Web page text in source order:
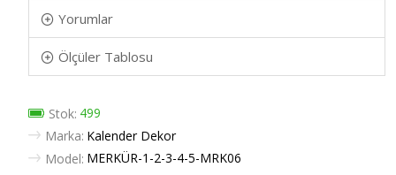
Yorumlar
Ölçüler Tablosu
Stok: 499
Marka: Kalender Dekor
Model: MERKÜR-1-2-3-4-5-MRK06